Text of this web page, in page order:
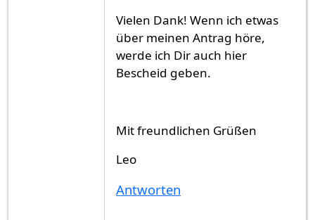
Vielen Dank! Wenn ich etwas
über meinen Antrag höre,
werde ich Dir auch hier
Bescheid geben.
Mit freundlichen Grüßen
Leo
Antworten